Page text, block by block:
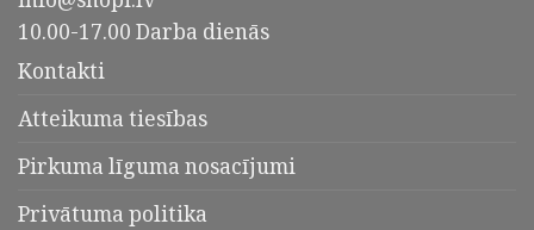
10.00-17.00 Darba dienās
Kontakti
Atteikuma tiesības
Pirkuma līguma nosacījumi
Privātuma politika